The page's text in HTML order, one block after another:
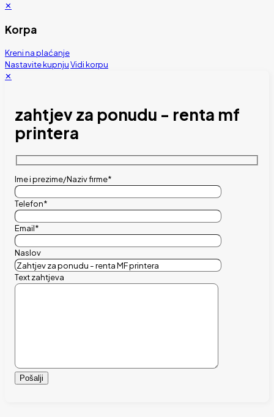
✕
Korpa
Kreni na plaćanje
Nastavite kupnjuVidi korpu
✕
zahtjev za ponudu - renta mf
printera
Ime i prezime/Naziv firme*
Telefon*
Email*
Naslov
Text zahtjeva